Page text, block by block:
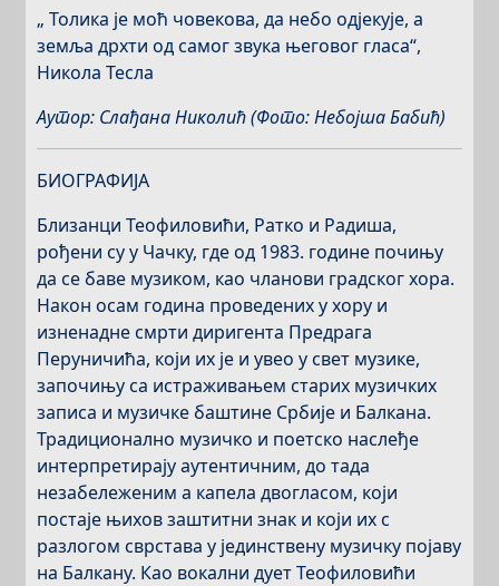
„ Толика је моћ човекова, да небо одјекује, а
земља дрхти од самог звука његовог гласа“,
Никола Тесла
Аутор: Слађана Николић(Фото: Небојша Бабић)
БИОГРАФИЈА
Близанци Теофиловићи, Ратко и Радиша,
рођени су у Чачку, где од 1983. године почињу
да се баве музиком, као чланови градског хора.
Након осам година проведених у хору и
изненадне смрти диригента Предрага
Перуничића, који их је и увео у свет музике,
започињу са истраживањем старих музичких
записа и музичке баштине Србије и Балкана.
Традиционално музичко и поетско наслеђе
интерпретирају аутентичним, до тада
незабележеним а капела двогласом, који
постаје њихов заштитни знак и који их с
разлогом сврстава у јединствену музичку појаву
на Балкану. Као вокални дует Теофиловићи